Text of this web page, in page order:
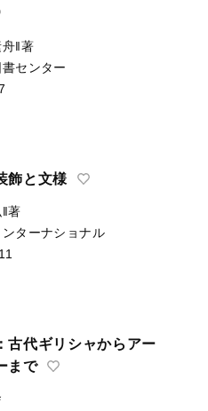
‖著
書センター
飾と文様
著
ターナショナル
古代ギリシャからアー
まで